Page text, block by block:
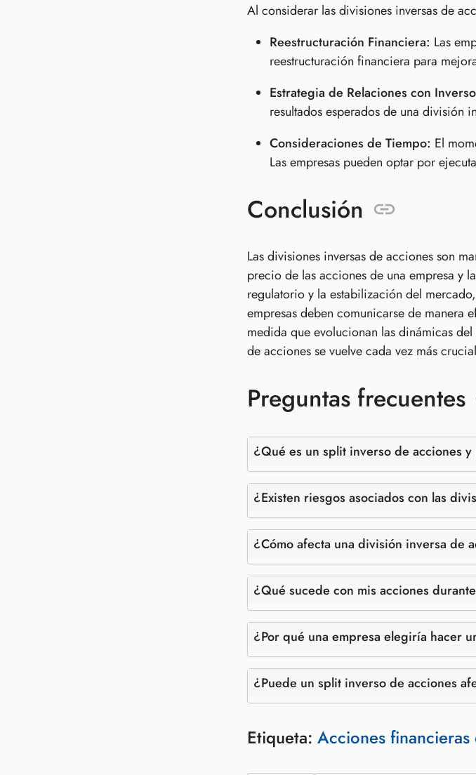
Al considerar las divisiones inversas de
Reestructuración Financiera: Las
reestructuración financiera para
Estrategia de Relaciones con
resultados esperados de una división
Consideraciones de Tiempo: El
Las empresas pueden optar por
Conclusión
Las divisiones inversas de acciones son
precio de las acciones de una empresa y
regulatorio y la estabilización del
empresas deben comunicarse de manera
medida que evolucionan las dinámicas
de acciones se vuelve cada vez más
Preguntas frecuentes
¿Qué es un split inverso de acciones
¿Existen riesgos asociados con las
¿Cómo afecta una división inversa de
¿Qué sucede con mis acciones
¿Por qué una empresa elegiría hacer
¿Puede un split inverso de acciones
Etiqueta: Acciones